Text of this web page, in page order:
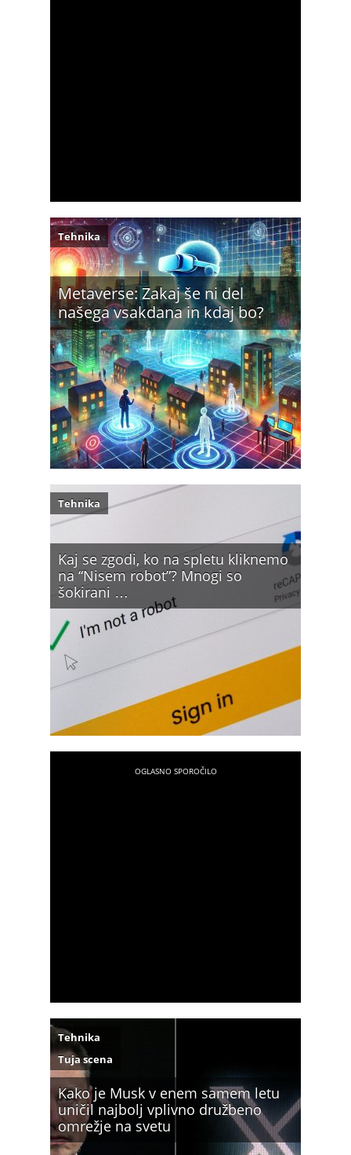
Metaverse: Zakaj še ni del
našega vsakdana in kdaj bo?
Tehnika
Kaj se zgodi, ko na spletu kliknemo
na “Nisem robot”? Mnogi so
šokirani …
Tehnika
Kako je Musk v enem samem letu
uničil najbolj vplivno družbeno
omrežje na svetu
Tehnika
Tuja scena